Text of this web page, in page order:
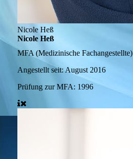
Nicole Heß
Nicole Heß
MFA (Medizinische Fachangestellte)
Angestellt seit:August 2016
Prüfung zur MFA: 1996